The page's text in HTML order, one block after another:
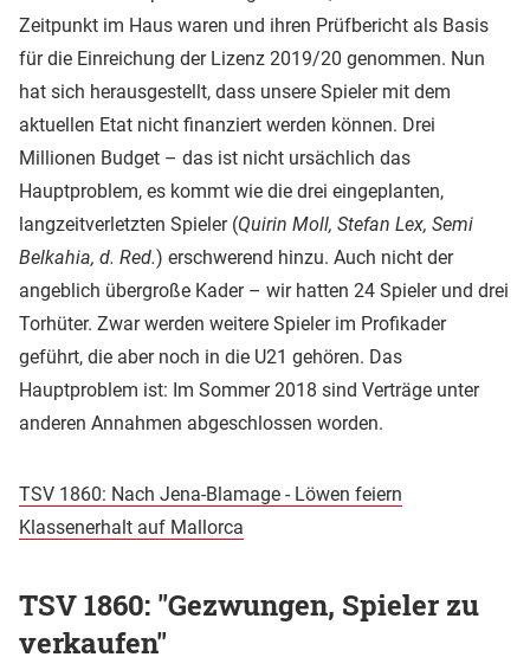
Zeitpunkt im Haus waren und ihren Prüfbericht als Basis
für die Einreichung der Lizenz 2019/20 genommen. Nun
hat sich herausgestellt, dass unsere Spieler mit dem
aktuellen Etat nicht finanziert werden können. Drei
Millionen Budget – das ist nicht ursächlich das
Hauptproblem, es kommt wie die drei eingeplanten,
langzeitverletzten Spieler (Quirin Moll, Stefan Lex, Semi
Belkahia, d. Red.) erschwerend hinzu. Auch nicht der
angeblich übergroße Kader – wir hatten 24 Spieler und drei
Torhüter. Zwar werden weitere Spieler im Profikader
geführt, die aber noch in die U21 gehören. Das
Hauptproblem ist: Im Sommer 2018 sind Verträge unter
anderen Annahmen abgeschlossen worden.
TSV 1860: Nach Jena-Blamage - Löwen feiern
Klassenerhalt auf Mallorca
TSV 1860: "Gezwungen, Spieler zu
verkaufen"